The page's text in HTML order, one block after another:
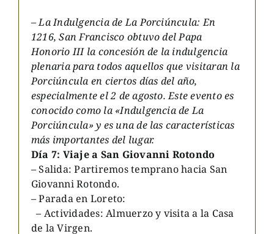
– La Indulgencia de La Porciúncula: En
1216, San Francisco obtuvo del Papa
Honorio III la concesión de la indulgencia
plenaria para todos aquellos que visitaran la
Porciúncula en ciertos días del año,
especialmente el 2 de agosto. Este evento es
conocido como la «Indulgencia de La
Porciúncula» y es una de las características
más importantes del lugar.
Día 7: Viaje a San Giovanni Rotondo
– Salida: Partiremos temprano hacia San
Giovanni Rotondo.
– Parada en Loreto:
– Actividades: Almuerzo y visita a la Casa
de la Virgen.